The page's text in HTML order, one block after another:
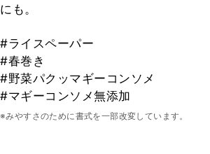
にも。
#ライスペーパー
#春巻き
#野菜パクッマギーコンソメ
#マギーコンソメ無添加
※みやすさのために書式を一部改変しています。